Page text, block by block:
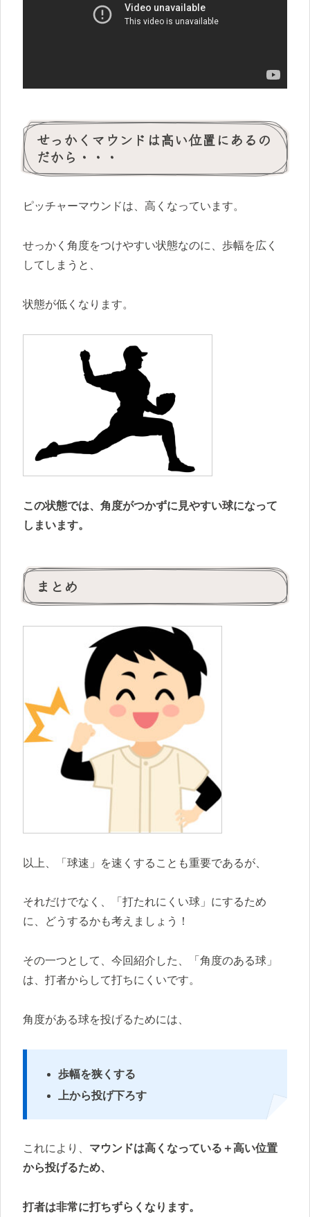
せっかくマウンドは高い位置にあるの
だから・・・
ピッチャーマウンドは、高くなっています。
せっかく角度をつけやすい状態なのに、歩幅を広く
してしまうと、
状態が低くなります。
この状態では、角度がつかずに見やすい球になって
しまいます。
まとめ
以上、「球速」を速くすることも重要であるが、
それだけでなく、「打たれにくい球」にするため
に、どうするかも考えましょう！
その一つとして、今回紹介した、「角度のある球」
は、打者からして打ちにくいです。
角度がある球を投げるためには、
歩幅を狭くする
上から投げ下ろす
これにより、 マウンドは高くなっている＋高い位置
から投げるため、
打者は非常に打ちずらくなります。